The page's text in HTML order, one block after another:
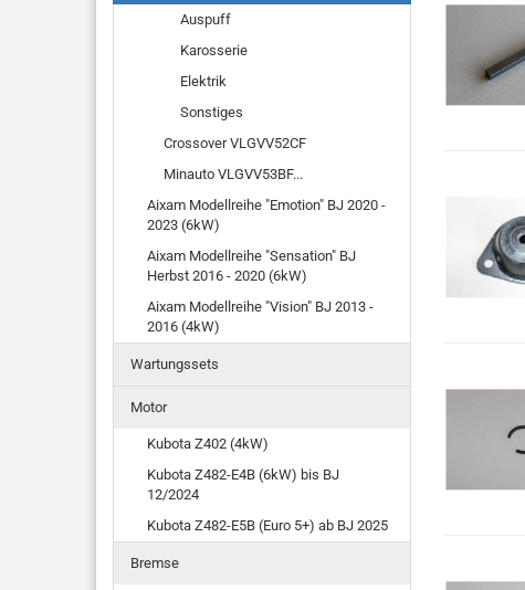
Auspuff
Karosserie
Elektrik
Sonstiges
Crossover VLGVV52CF
Minauto VLGVV53BF...
Aixam Modellreihe "Emotion" BJ 2020 -
2023 (6kW)
Aixam Modellreihe "Sensation" BJ
Herbst 2016 - 2020 (6kW)
Aixam Modellreihe "Vision" BJ 2013 -
2016 (4kW)
Wartungssets
Motor
Kubota Z402 (4kW)
Kubota Z482-E4B (6kW) bis BJ
12/2024
Kubota Z482-E5B (Euro 5+) ab BJ 2025
Bremse